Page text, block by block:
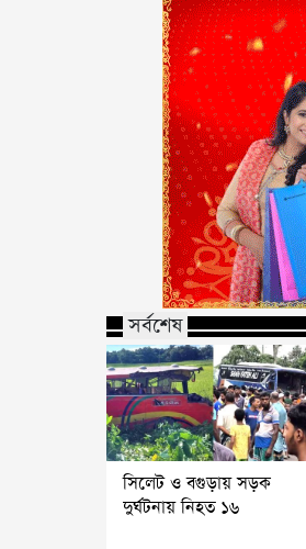
সর্বশেষ
সিলেট ও বগুড়ায় সড়ক
দুর্ঘটনায় নিহত ১৬